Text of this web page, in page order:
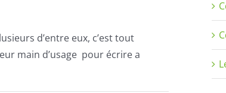
d’entre eux, c’est tout
main d’usage pour écrire a